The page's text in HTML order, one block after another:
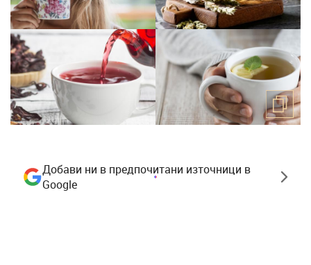
Добави ни в предпочитани източници в
Google